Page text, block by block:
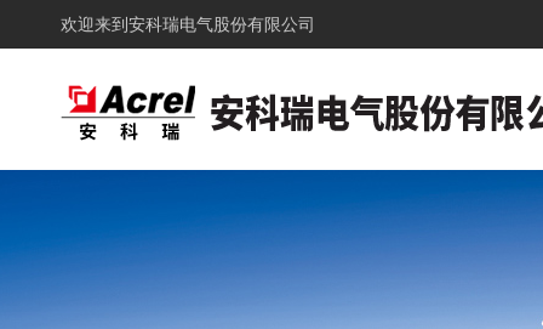
欢迎来到 安科瑞电气股份有限公司